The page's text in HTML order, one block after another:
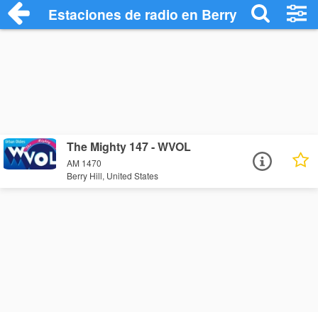
Estaciones de radio en Berry Hill -
The Mighty 147 - WVOL
AM 1470
Berry Hill, United States